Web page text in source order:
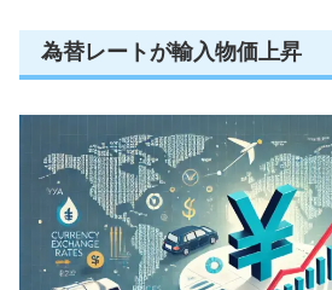
為替レートが輸入物価上昇